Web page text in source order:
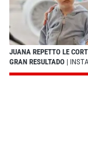
JUANA REPETTO LE
GRAN RESULTADO |